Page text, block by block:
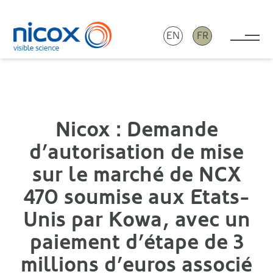
Nicox
EN FR
Nicox : Demande
d’autorisation de mise
sur le marché de NCX
470 soumise aux Etats-
Unis par Kowa, avec un
paiement d’étape de 3
millions d’euros associé